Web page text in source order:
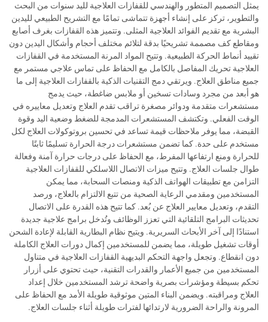
يمثل التصميم المتطور والهندسي للقفازات العلاجية لليد سنوات من البحث
والتطوير، تركز على إنشاء أجهزة تتماشى تمامًا مع التشريح الطبيعي لليدين
البشرية مع تقديم الفوائد العلاجية المثلى. وتتميز هذه القفازات بغرف أصابع
ومقاطع كف مصممة تشريحيًا بدقة لتلائم مختلف أحجام وأشكال اليدين دون
تقييد أنماط الحركة الطبيعية. وتتيح المواد المرنة المستخدمة في القفازات
العلاجية تحريك المفاصل بالكامل مع الحفاظ على تماس علاجي مستمر مع
جميع مناطق العلاج. ويرتقي دمج التقنيات الذكية بالقفازات العلاجية إلى ما
هو أبعد من مجرد وسادات تسخين أو ملابس ضاغطة، حيث يدمج
مستشعرات متقدمة ودوائر مصغرة تراقب تقدم العلاج وتعديل معاييره في
الوقت الفعلي. وتكتشف المستشعرات المدمجة للضغط وضعية اليد وقوة
القبضة، مما يوفر ملاحظات قيمة تساعد في تحسين بروتوكولات العلاج لكل
مستخدم على حدة. كما تضمن مستشعرات درجة الحرارة تسليمًا ثابتًا
للحرارة ومنع ارتفاعها المفرط، مع الحفاظ على درجات حرارة آمنة وفعالة
طوال جلسات العلاج. وتتيح ميزات الاتصال اللاسلكي للقفازات العلاجية
التزامن مع تطبيقات الهواتف الذكية ومنصات السحابة، مما يمكن
المستخدمين ومقدمي الرعاية الصحية من تتبع الالتزام بالعلاج، ورصد
التقدم، وتعديل معايير العلاج عن بُعد. كما تتيح هذه القدرة على الاتصال
تحديثات البرامج التلقائية التي تعزز الوظائف وتُدخل برامج علاجية جديدة
استنادًا إلى آخر الأبحاث السريرية. ويتيح نظام البطارية القابلة لإعادة الشحن
أوقات تشغيل طويلة، مما يضمن للمستخدمين إكمال دورات العلاج الكاملة
دون انقطاع. وتجعل واجهة التحكم البديهية القفازات العلاجية في متناول
المستخدمين من جميع الأعمار والقدرات التقنية، حيث تحتوي على أزرار
تحكم بسيطة ومؤشرات بصرية واضحة ترشد المستخدمين خلال إعداد
العلاج ومراقبته. ويضمن البناء المتين موثوقية طويلة الأمد مع الحفاظ على
المرونة والراحة الضرورية لارتدائها لفترات طويلة أثناء جلسات العلاج.